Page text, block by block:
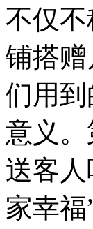
不仅
铺搭
们用
意义
送客
家幸